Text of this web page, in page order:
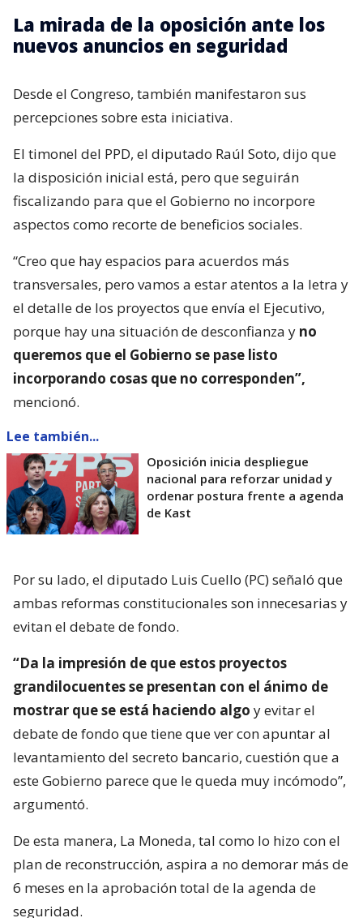
La mirada de la oposición ante los
nuevos anuncios en seguridad
Desde el Congreso, también manifestaron sus
percepciones sobre esta iniciativa.
El timonel del PPD, el diputado Raúl Soto, dijo que
la disposición inicial está, pero que seguirán
fiscalizando para que el Gobierno no incorpore
aspectos como recorte de beneficios sociales.
“Creo que hay espacios para acuerdos más
transversales, pero vamos a estar atentos a la letra y
el detalle de los proyectos que envía el Ejecutivo,
porque hay una situación de desconfianza y no
queremos que el Gobierno se pase listo
incorporando cosas que no corresponden”,
mencionó.
Lee también...
Oposición inicia despliegue
nacional para reforzar unidad y
ordenar postura frente a agenda
de Kast
Por su lado, el diputado Luis Cuello (PC) señaló que
ambas reformas constitucionales son innecesarias y
evitan el debate de fondo.
“Da la impresión de que estos proyectos
grandilocuentes se presentan con el ánimo de
mostrar que se está haciendo algo y evitar el
debate de fondo que tiene que ver con apuntar al
levantamiento del secreto bancario, cuestión que a
este Gobierno parece que le queda muy incómodo”,
argumentó.
De esta manera, La Moneda, tal como lo hizo con el
plan de reconstrucción, aspira a no demorar más de
6 meses en la aprobación total de la agenda de
seguridad.